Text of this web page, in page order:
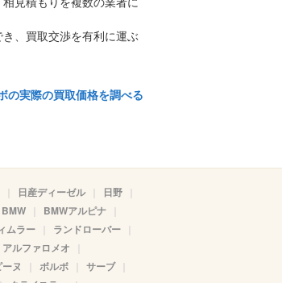
、買取交渉を有利に運ぶ
の実際の買取価格を調べる
日産ディーゼル
日野
BMW
BMWアルピナ
ムラー
ランドローバー
アルファロメオ
ヌ ボルボ
サーブ